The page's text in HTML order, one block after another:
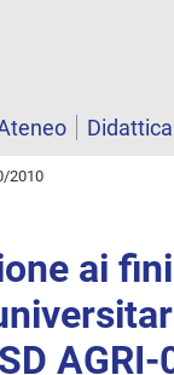
Didattica
2010
ai